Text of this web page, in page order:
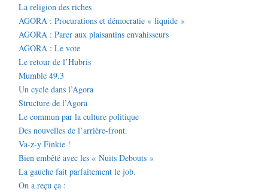
La religion des riches
AGORA : Procurations et démocratie « liquide »
AGORA : Parer aux plaisantins envahisseurs
AGORA : Le vote
Le retour de l’Hubris
Mumble 49.3
Un cycle dans l’Agora
Structure de l’Agora
Le commun par la culture politique
Des nouvelles de l’arrière-front.
Va-z-y Finkie !
Bien embêté avec les « Nuits Debouts »
La gauche fait parfaitement le job.
On a reçu ça :